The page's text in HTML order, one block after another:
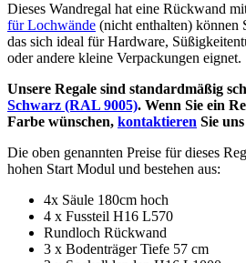
Dieses Wandregal hat eine Rückwand
für Lochwände (nicht enthalten) können
das sich ideal für Hardware,
oder andere kleine Verpackungen eignet.
Unsere Regale sind standardmäßig
Schwarz (RAL 9005). Wenn Sie ein
Farbe wünschen, kontaktieren Sie
Die oben genannten Preise für dieses
hohen Start Modul und bestehen aus:
4x Säule 180cm hoch
4 x Fussteil H16 L570
Rundloch Rückwand
3 x Bodenträger Tiefe 57 cm